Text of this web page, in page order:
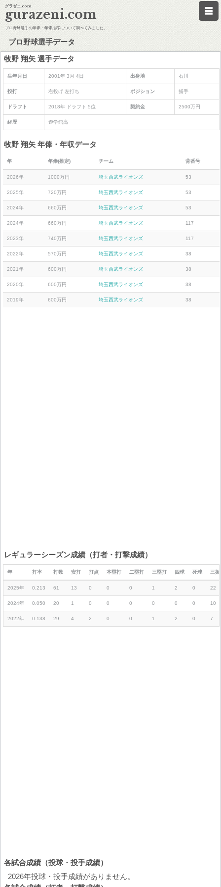
グラゼニ.com
gurazeni.com
プロ野球選手の年俸・年俸推移について調べてみました。
プロ野球選手データ
牧野 翔矢 選手データ
生年月日 2001年 3月 4日 出身地 石川
投打 右投げ 左打ち ポジション 捕手
ドラフト 2018年 ドラフト 5位 契約金 2500万円
経歴 遊学館高
牧野 翔矢 年俸・年収データ
年 年俸(推定) チーム 背番号
2026年 1000万円 埼玉西武ライオンズ 53
2025年 720万円 埼玉西武ライオンズ 53
2024年 660万円 埼玉西武ライオンズ 53
2024年 660万円 埼玉西武ライオンズ 117
2023年 740万円 埼玉西武ライオンズ 117
2022年 570万円 埼玉西武ライオンズ 38
2021年 600万円 埼玉西武ライオンズ 38
2020年 600万円 埼玉西武ライオンズ 38
2019年 600万円 埼玉西武ライオンズ 38
レギュラーシーズン成績（打者・打撃成績）
年 打率 打数 安打 打点 本塁打 二塁打 三塁打 四球 死球 三振
2025年 0.213 61 13 0 0 0 1 2 0 22
2024年 0.050 20 1 0 0 0 0 0 0 10
2022年 0.138 29 4 2 0 0 1 2 0 7
各試合成績（投球・投手成績）
2026年投球・投手成績がありません。